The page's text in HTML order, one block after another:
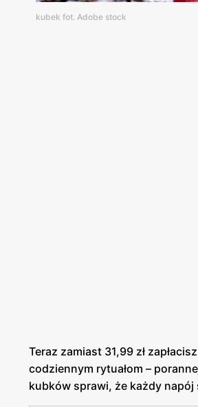
kubek fot. Adobe stock
Teraz zamiast 31,99 zł
codziennym rytuałom –
kubków sprawi, że każdy napój